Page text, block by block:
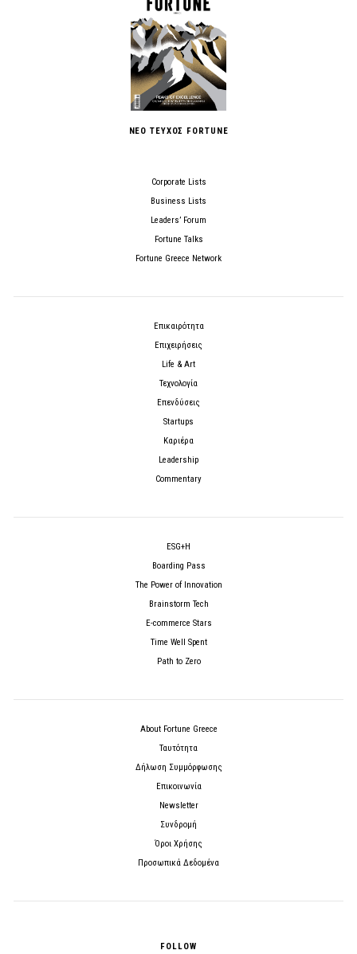
ΝΕΟ ΤΕΥΧΟΣ FORTUNE
Corporate Lists
Business Lists
Leaders’ Forum
Fortune Talks
Fortune Greece Network
Επικαιρότητα
Επιχειρήσεις
Life & Art
Τεχνολογία
Επενδύσεις
Startups
Καριέρα
Leadership
Commentary
ESG+H
Boarding Pass
The Power of Innovation
Brainstorm Tech
E-commerce Stars
Time Well Spent
Path to Zero
About Fortune Greece
Ταυτότητα
Δήλωση Συμμόρφωσης
Επικοινωνία
Newsletter
Συνδρομή
Όροι Χρήσης
Προσωπικά Δεδομένα
FOLLOW